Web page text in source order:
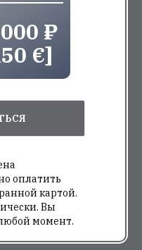
₽
€]
оплатить
картой.
Вы
момент.